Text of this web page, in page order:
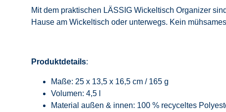
Mit dem praktischen LÄSSIG Wickeltisch Organizer
Hause am Wickeltisch oder unterwegs. Kein
Produktdetails:
Maße: 25 x 13,5 x 16,5 cm / 165 g
Volumen: 4,5 l
Material außen & innen: 100 % recyceltes